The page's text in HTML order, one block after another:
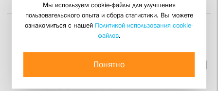
К выносу тела Ленина с
Красной площади людей
надо подготовить
Мы используем cookie-файлы для улучшения
пользовательского опыта и сбора статистики. Вы можете
ознакомиться с нашей Политикой использования cookie-
файлов.
Понятно